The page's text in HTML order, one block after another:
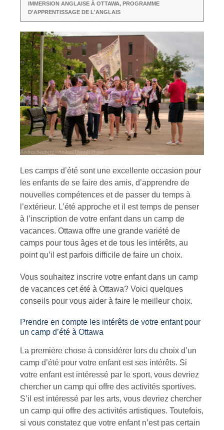
IMMERSION ANGLAISE À OTTAWA, PROGRAMME
D'APPRENTISSAGE DE L'ANGLAIS
Les camps d’été sont une excellente occasion pour
les enfants de se faire des amis, d’apprendre de
nouvelles compétences et de passer du temps à
l’extérieur. L’été approche et il est temps de penser
à l’inscription de votre enfant dans un camp de
vacances. Ottawa offre une grande variété de
camps pour tous âges et de tous les intérêts, au
point qu’il est parfois difficile de faire un choix.
Vous souhaitez inscrire votre enfant dans un camp
de vacances cet été à Ottawa? Voici quelques
conseils pour vous aider à faire le meilleur choix.
Prendre en compte les intérêts de votre enfant pour
un camp d’été à Ottawa
La première chose à considérer lors du choix d’un
camp d’été pour votre enfant est ses intérêts. Si
votre enfant est intéressé par le sport, vous devriez
chercher un camp qui offre des activités sportives.
S’il est intéressé par les arts, vous devriez chercher
un camp qui offre des activités artistiques. Toutefois,
si vous constatez que votre enfant n’est pas certain